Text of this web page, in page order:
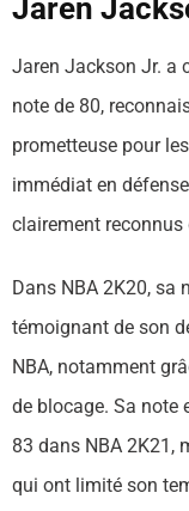
Jaren
Jaren Jackson Jr. a
note de 80,
prometteuse pour
immédiat en
clairement reconnus
Dans NBA 2K20, sa
témoignant de son
NBA, notamment
de blocage. Sa note
83 dans NBA 2K21,
qui ont limité son